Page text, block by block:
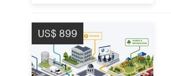
US$ 899